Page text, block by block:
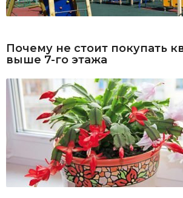
Почему не стоит покупать
выше 7-го этажа